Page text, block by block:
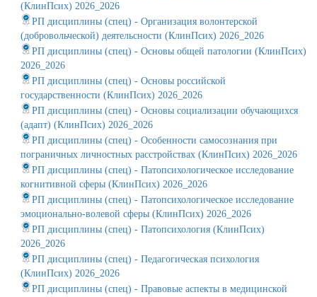
(КлинПсих) 2026_2026
РП дисциплины (спец) - Организация волонтерской
(добровольческой) деятельсности (КлинПсих) 2026_2026
РП дисциплины (спец) - Основы общей патологии (КлинПсих)
2026_2026
РП дисциплины (спец) - Основы российской
государственности (КлинПсих) 2026_2026
РП дисциплины (спец) - Основы социализации обучающихся
(адапт) (КлинПсих) 2026_2026
РП дисциплины (спец) - Особенности самосознания при
пограничных личностных расстройствах (КлинПсих) 2026_2026
РП дисциплины (спец) - Патопсихологическое исследование
когнитивной сферы (КлинПсих) 2026_2026
РП дисциплины (спец) - Патопсихологическое исследование
эмоционально-волевой сферы (КлинПсих) 2026_2026
РП дисциплины (спец) - Патопсихология (КлинПсих)
2026_2026
РП дисциплины (спец) - Педагогическая психология
(КлинПсих) 2026_2026
РП дисциплины (спец) - Правовые аспекты в медицинской